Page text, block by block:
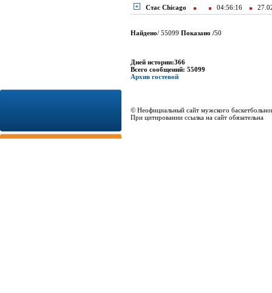
Стас Chicago 04:56:16
Найдено/ 55099 Показано /50
Дней истории:366
Всего сообщений: 55099
Архив гостевой
© Неофициальный сайт мужского
При цитировании ссылка на сайт обязательна